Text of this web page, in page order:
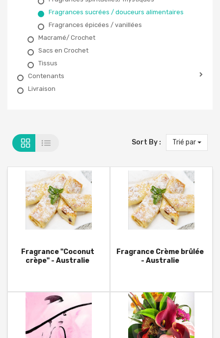
Fragrances sucrées / douceurs alimentaires
Fragrances épicées / vanillées
Macramé/ Crochet
Sacs en Crochet
Tissus
Contenants
Livraison
Sort By : Trié par
Fragrance "Coconut
crèpe" - Australie
Fragrance Crème brûlée
- Australie